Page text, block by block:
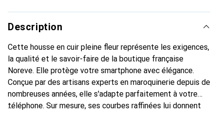
Description
Cette housse en cuir pleine fleur représente les exigences,
la qualité et le savoir-faire de la boutique française
Noreve. Elle protège votre smartphone avec élégance.
Conçue par des artisans experts en maroquinerie depuis de
nombreuses années, elle s'adapte parfaitement à votre
téléphone. Sur mesure, ses courbes raffinées lui donnent